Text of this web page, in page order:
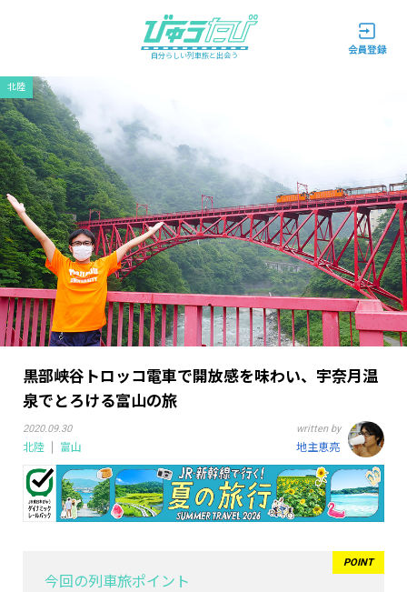
自分らしい列車旅と出会う
北陸
黒部峡谷トロッコ電車で開放感を味わい、宇奈月温
泉でとろける富山の旅
2020.09.30
北陸 富山
written by
地主恵亮
今回の列車旅ポイント